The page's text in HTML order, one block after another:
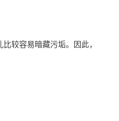
较容易暗藏污垢。因此，